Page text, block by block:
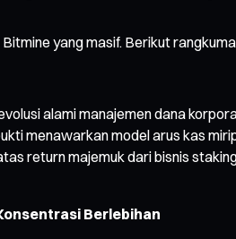
yang masif. Berikut
alami manajemen dana
menawarkan model arus kas
return majemuk dari bisnis
Berlebihan